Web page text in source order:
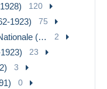
120
1923) 75
Billets d'Or de la Banque Nationale (1870-1875) 2
23
3
0